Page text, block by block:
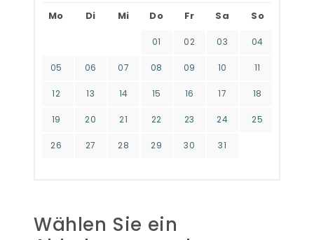
Mo Di Mi Do Fr Sa So
01 02 03 04
05 06 07 08 09 10 11
12 13 14 15 16 17 18
19 20 21 22 23 24 25
26 27 28 29 30 31
Wählen Sie ein